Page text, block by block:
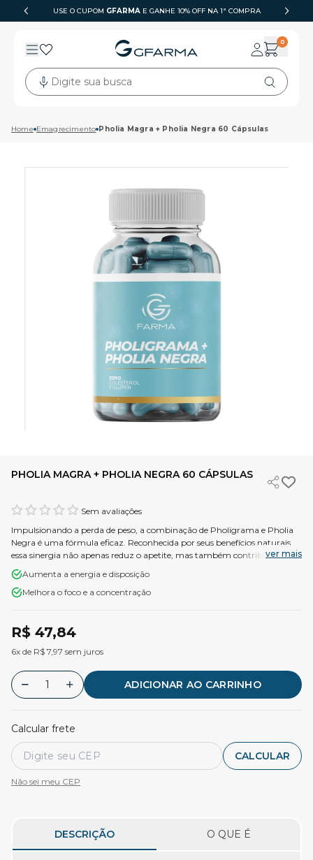
USE O CUPOM GFARMA E GANHE 10% OFF NA 1ª COMPRA
6X SEM JUROS
0
Digite sua busca
Home Emagrecimento Pholia Magra + Pholia Negra 60 Cápsulas
PHOLIA MAGRA + PHOLIA NEGRA 60 CÁPSULAS
Sem avaliações
Impulsionando a perda de peso, a combinação de Pholigrama e Pholia
Negra é uma fórmula eficaz. Reconhecida por seus benefícios naturais,
essa sinergia não apenas reduz o apetite, mas também contribui para a
regulação do metabolismo, promovendo um emagrecimento saudável.
ver mais
Aumenta a energia e disposição
Melhora o foco e a concentração
R$ 47,84
6x de R$ 7,97 sem juros
ADICIONAR AO CARRINHO
Calcular frete
CALCULAR
Não sei meu CEP
DESCRIÇÃO O QUE É